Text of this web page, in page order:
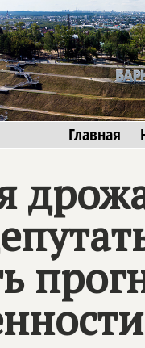
Главная